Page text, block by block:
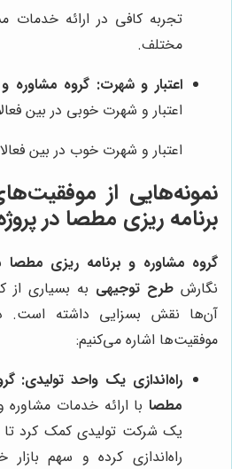
تجربه کافی در ارائه
مختلف.
اعتبار و شهرت: گروه مشاوره
اعتبار و شهرت خوبی در بین
اعتبار و شهرت خوب در بین
نمونه‌هایی از
برنامه ریزی مطصا در
گروه مشاوره و برنامه ریزی مطصا
نگارش طرح توجیهی به بسیاری
آن‌ها نقش بسزایی داشته است.
موفقیت‌ها اشاره می‌کنیم:
راه‌اندازی یک واحد تولیدی:
مطصابا ارائه خدمات مشاوره
یک شرکت تولیدی کمک کرد تا
راه‌اندازی کرده و سهم